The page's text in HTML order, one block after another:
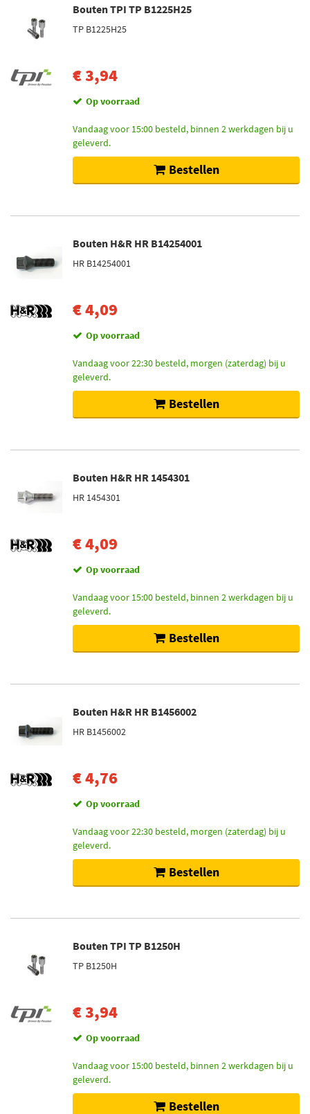
Op voorraad (234)Bouten TPI TP B1225H25
TP B1225H25
€ 3,94
Op voorraad
Vandaag voor 15:00 besteld, binnen 2 werkdagen bij u
geleverd.
Bestellen
Bouten H&R HR B14254001
HR B14254001
€ 4,09
Op voorraad
Vandaag voor 22:30 besteld, morgen (zaterdag) bij u
geleverd.
Bestellen
Bouten H&R HR 1454301
HR 1454301
€ 4,09
Op voorraad
Vandaag voor 15:00 besteld, binnen 2 werkdagen bij u
geleverd.
Bestellen
Bouten H&R HR B1456002
HR B1456002
€ 4,76
Op voorraad
Vandaag voor 22:30 besteld, morgen (zaterdag) bij u
geleverd.
Bestellen
Bouten TPI TP B1250H
TP B1250H
€ 3,94
Op voorraad
Vandaag voor 15:00 besteld, binnen 2 werkdagen bij u
geleverd.
Bestellen